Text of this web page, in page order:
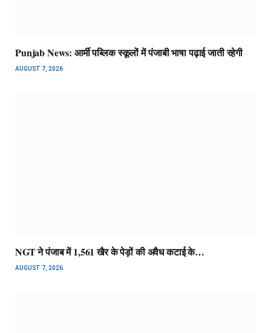
Punjab News: आर्मी पब्लिक स्कूलों में पंजाबी भाषा पढ़ाई जाती रहेगी
AUGUST 7, 2026
NGT ने पंजाब में 1,561 खैर के पेड़ों की अवैध कटाई के…
AUGUST 7, 2026